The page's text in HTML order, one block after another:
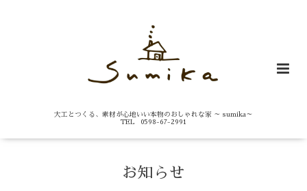
大工とつくる、素材が心地いい本物のおしゃれな家 ～ sumika～
TEL 0598-67-2991
お知らせ